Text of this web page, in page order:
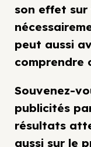
son effet
peut aussi
comprendre
Souvenez-
publicités
résultats
aussi sur le